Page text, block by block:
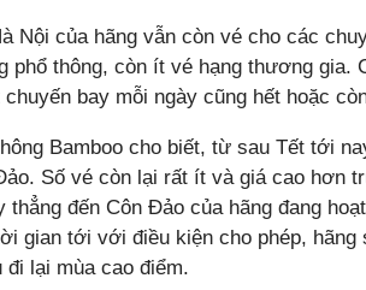
Nội của hãng vẫn còn vé cho các
phổ thông, còn ít vé hạng thương gia.
bay mỗi ngày cũng hết hoặc
Bamboo cho biết, từ sau Tết tới
Số vé còn lại rất ít và giá cao hơn
thẳng đến Côn Đảo của hãng đang
gian tới với điều kiện cho phép,
đi lại mùa cao điểm.